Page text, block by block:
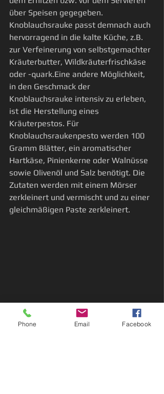
über Speisen gegegeben.
Knoblauchsrauke passt demnach auch
hervorragend in die kalte Küche, z.B.
zur Verfeinerung von selbstgemachter
Kräuterbutter, Wildkräuterfrischkäse
oder -quark.Eine andere Möglichkeit,
in den Geschmack der
Knoblauchsrauke intensiv zu erleben,
ist die Herstellung eines
Kräuterpestos. Für
Knoblauchsraukenpesto werden 100
Gramm Blätter, ein aromatischer
Hartkäse, Pinienkerne oder Walnüsse
sowie Olivenöl und Salz benötigt. Die
Zutaten werden mit einem Mörser
zerkleinert und vermischt und zu einer
gleichmäßigen Paste zerkleinert.
Phone Email Facebook